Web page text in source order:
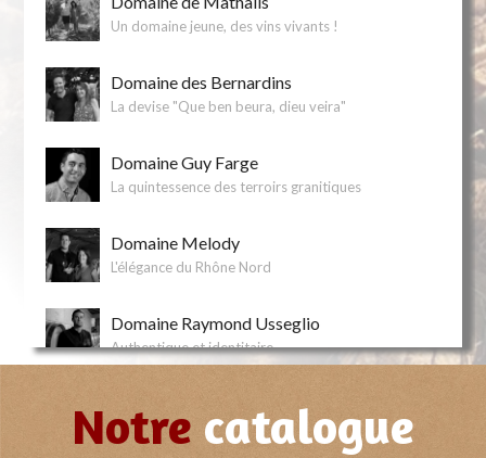
Un domaine jeune, des vins vivants !
Domaine des Bernardins
La devise "Que ben beura, dieu veira"
Domaine Guy Farge
La quintessence des terroirs granitiques
Domaine Melody
L'élégance du Rhône Nord
Domaine Raymond Usseglio
Authentique et identitaire
Solaire et sincère !
Notre catalogue